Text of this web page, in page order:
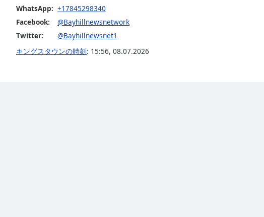
Opacity
Font
WhatsApp: +17845298340
Facebook:
@Bayhillnewsnetwork
Twitter:
@Bayhillnewsnet1
キングスタウンの時刻: 15:56, 08.07.2026